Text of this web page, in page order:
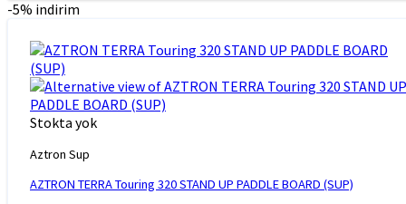
-5% indirim
Stokta yok
Aztron Sup
AZTRON TERRA Touring 320 STAND UP PADDLE BOARD (SUP)